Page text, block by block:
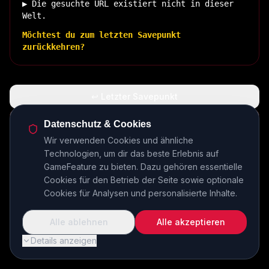
▶ Die gesuchte URL existiert nicht in dieser
Welt.
Möchtest du zum letzten Savepunkt
zurückkehren?
🏠 Zurück zur Basis
INSERT COIN TO CONTINUE...
Datenschutz & Cookies
Wir verwenden Cookies und ähnliche
Technologien, um dir das beste Erlebnis auf
GameFeature zu bieten. Dazu gehören essentielle
Cookies für den Betrieb der Seite sowie optionale
Cookies für Analysen und personalisierte Inhalte.
Details anzeigen
Alle ablehnen Alle akzeptieren